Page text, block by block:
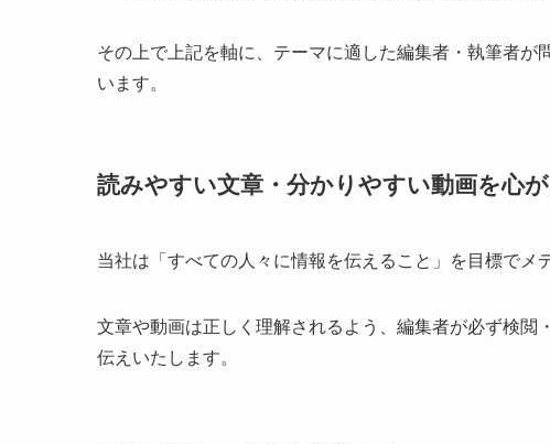
その上で上記を軸に、テーマに適した編集者・執筆者
います。
読みやすい文章・分かりやすい動画を心
当社は「すべての人々に情報を伝えること」を目標でメ
文章や動画は正しく理解されるよう、編集者が必ず検
伝えいたします。